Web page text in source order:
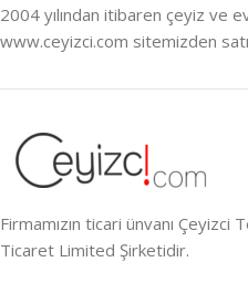
2004 yılından itibaren çeyiz ve
www.ceyizci.com sitemizden
Firmamızın ticari ünvanı
Ticaret Limited Şirketidir.